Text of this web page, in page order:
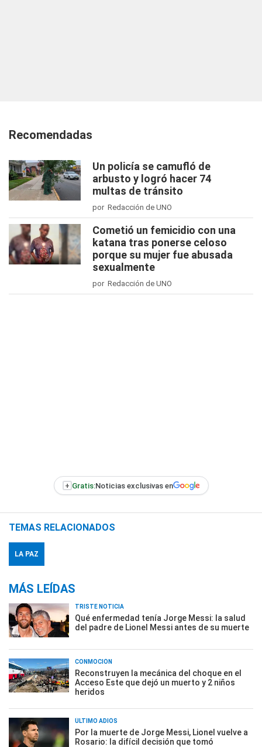
Recomendadas
Un policía se camufló de
arbusto y logró hacer 74
multas de tránsito
por Redacción de UNO
Cometió un femicidio con una
katana tras ponerse celoso
porque su mujer fue abusada
sexualmente
por Redacción de UNO
+ Gratis:Noticias exclusivas en
TEMAS RELACIONADOS
LA PAZ
MÁS LEÍDAS
TRISTE NOTICIA
Qué enfermedad tenía Jorge Messi: la salud
del padre de Lionel Messi antes de su muerte
CONMOCIÓN
Reconstruyen la mecánica del choque en el
Acceso Este que dejó un muerto y 2 niños
heridos
ÚLTIMO ADIÓS
Por la muerte de Jorge Messi, Lionel vuelve a
Rosario: la difícil decisión que tomó